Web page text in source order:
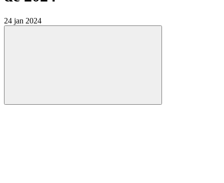
24 jan 2024
Compartilhar